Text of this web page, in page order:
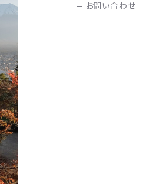
お問い合わせ